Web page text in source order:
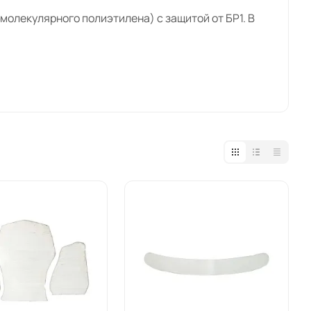
полиэтилена) с защитой от БР1. В
наколенники GEN3 в цвете TAN,
— по России, пункты выдачи в Краснодаре,